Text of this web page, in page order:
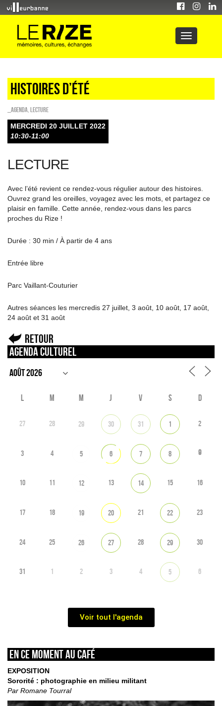
HISTOIRES D’ÉTÉ
_Agenda Lecture
MERCREDI 20 JUILLET 2022
10:30-11:00
LECTURE
Avec l’été revient ce rendez-vous régulier autour des histoires.
Ouvrez grand les oreilles, voyagez avec les mots, et partagez ce
plaisir en famille. Cette année, rendez-vous dans les parcs
proches du Rize !
Durée : 30 min / À partir de 4 ans
Entrée libre
Parc Vaillant-Couturier
Autres séances les mercredis 27 juillet, 3 août, 10 août, 17 août,
24 août et 31 août
Retour
Agenda culturel
L M M J V S D
27 28 29 30 31 1 2
3 4 5 6 7 8 9
10 11 12 13 14 15 16
17 18 19 20 21 22 23
24 25 26 27 28 29 30
31 1 2 3 4 5 6
Voir tout l'agenda
En ce moment au café
EXPOSITION
Sororité : photographie en milieu militant
Par Romane Tourral